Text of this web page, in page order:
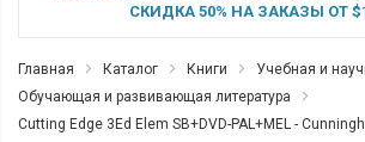
СКИДКА 50% НА ЗАКАЗЫ ОТ
Главная Каталог Книги
Учебная и
Обучающая и развивающая литература
Cutting Edge 3Ed Elem SB+DVD-PAL+MEL -